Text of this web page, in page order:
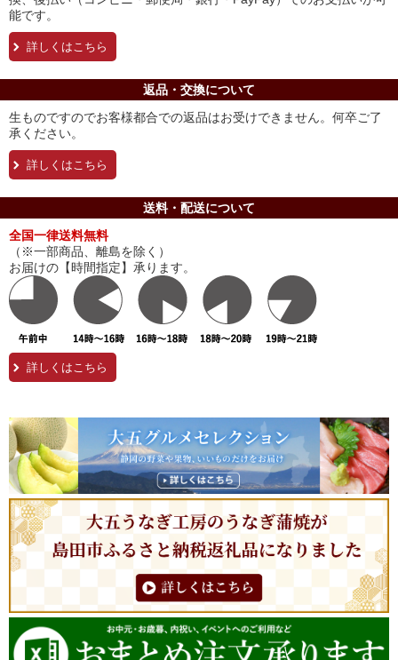
能です。
詳しくはこちら
返品・交換について
生ものですのでお客様都合での返品はお受けできません。何卒ご了
承ください。
詳しくはこちら
送料・配送について
全国一律送料無料
（※一部商品、離島を除く）
お届けの【時間指定】承ります。
詳しくはこちら